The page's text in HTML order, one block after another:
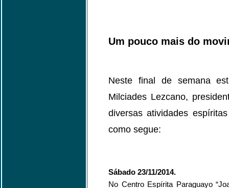
Um pouco mais do
Neste final de semana
Milciades Lezcano,
diversas atividades
como segue:
Sábado 23/11/2014.
No Centro Espírita Paraguayo